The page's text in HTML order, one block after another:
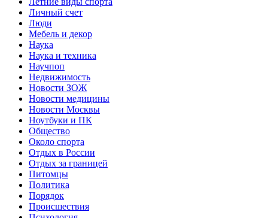
Личный счет
Люди
Мебель и декор
Наука
Наука и техника
Научпоп
Недвижимость
Новости ЗОЖ
Новости медицины
Новости Москвы
Ноутбуки и ПК
Общество
Около спорта
Отдых в России
Отдых за границей
Питомцы
Политика
Порядок
Происшествия